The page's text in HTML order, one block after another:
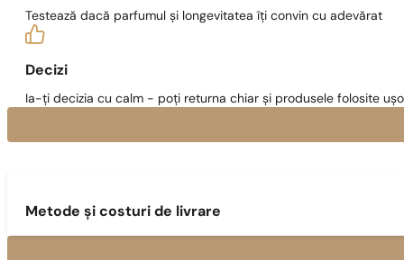
Testează dacă parfumul și longevitatea îți convin cu adevărat
Decizi
Ia-ți decizia cu calm - poți returna chiar și produsele folosite
Metode și costuri de livrare